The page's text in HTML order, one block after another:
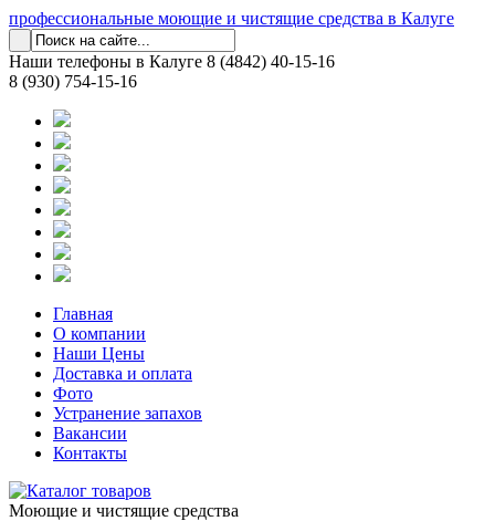
профессиональные моющие и чистящие средства в Калуге
Наши телефоны в Калуге 8 (4842) 40-15-16
8 (930) 754-15-16
Главная
О компании
Наши Цены
Доставка и оплата
Фото
Устранение запахов
Вакансии
Контакты
Моющие и чистящие средства